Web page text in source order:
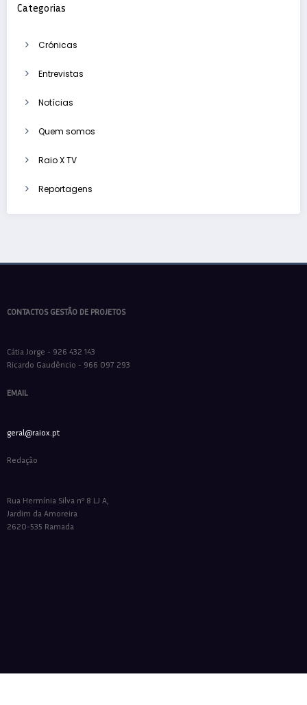
Categorias
Crónicas
Entrevistas
Notícias
Quem somos
Raio X TV
Reportagens
CONTACTOS GESTÃO DE PROJETOS
Cátia Jorge - 926 432 143
Ricardo Gaudêncio - 966 097 293
EMAIL
geral@raiox.pt
Redação
Rua Hermínia Silva nº 8 LJ A,
Jardim da Amoreira
2620-535 Ramada